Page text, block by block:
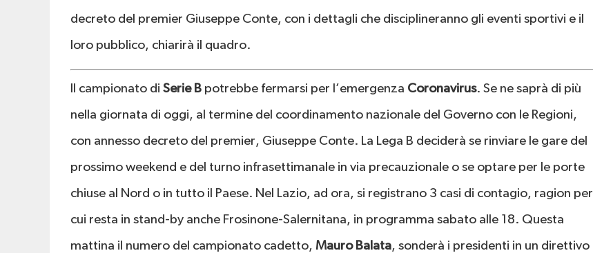
decreto del premier Giuseppe Conte, con i dettagli che disciplineranno gli eventi sportivi e il
loro pubblico, chiarirà il quadro.
Il campionato di Serie B potrebbe fermarsi per l’emergenza Coronavirus. Se ne saprà di più
nella giornata di oggi, al termine del coordinamento nazionale del Governo con le Regioni,
con annesso decreto del premier, Giuseppe Conte. La Lega B deciderà se rinviare le gare del
prossimo weekend e del turno infrasettimanale in via precauzionale o se optare per le porte
chiuse al Nord o in tutto il Paese. Nel Lazio, ad ora, si registrano 3 casi di contagio, ragion per
cui resta in stand-by anche Frosinone-Salernitana, in programma sabato alle 18. Questa
mattina il numero del campionato cadetto, Mauro Balata, sonderà i presidenti in un direttivo